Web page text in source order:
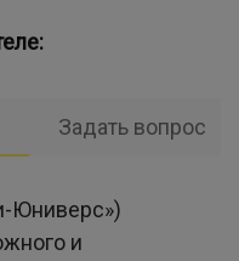
Задать вопрос
Юниверс»)
и